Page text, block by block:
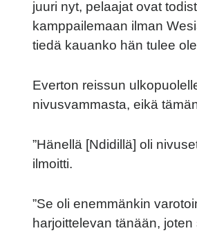
juuri nyt, pelaajat ovat
kamppailemaan ilman
tiedä kauanko hän tulee
Everton reissun
nivusvammasta, eikä
”Hänellä [Ndidillä] oli
ilmoitti.
”Se oli enemmänkin
harjoittelevan tänään,